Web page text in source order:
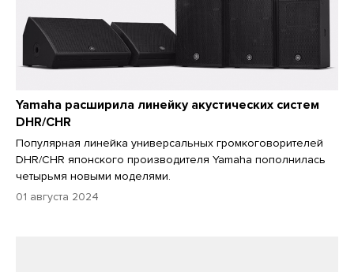
Yamaha расширила линейку акустических систем
DHR/CHR
Популярная линейка универсальных громкоговорителей
DHR/CHR японского производителя Yamaha пополнилась
четырьмя новыми моделями.
01 августа 2024